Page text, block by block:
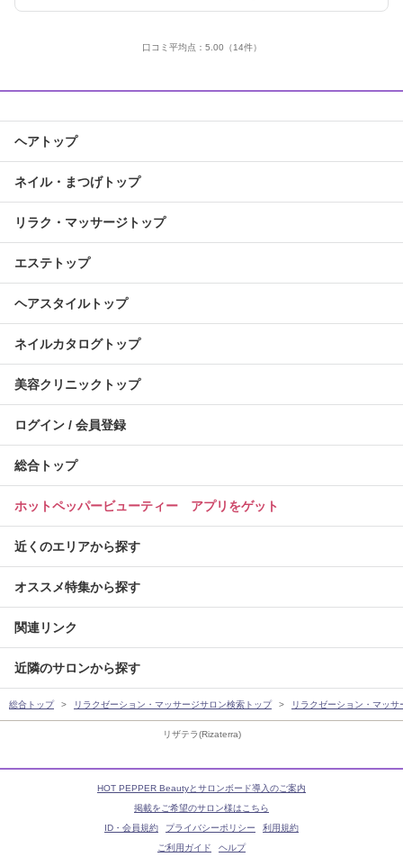
リザテラ(Rizaterra)
口コミ平均点： 5.00 （14件）
ヘアトップ
ネイル・まつげトップ
リラク・マッサージトップ
エステトップ
ヘアスタイルトップ
ネイルカタログトップ
美容クリニックトップ
ログイン / 会員登録
総合トップ
ホットペッパービューティー アプリをゲット
近くのエリアから探す
オススメ特集から探す
関連リンク
近隣のサロンから探す
総合トップ リラクゼーション・マッサージサロン検索トップ リラクゼーション・マッ
HOT PEPPER Beautyとサロンボード導入のご案内
掲載をご希望のサロン様はこちら
ID・会員規約
プライバシーポリシー
利用規約
ご利用ガイド
ヘルプ